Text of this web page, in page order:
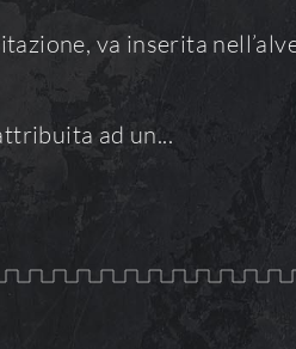
va inserita
ad un...